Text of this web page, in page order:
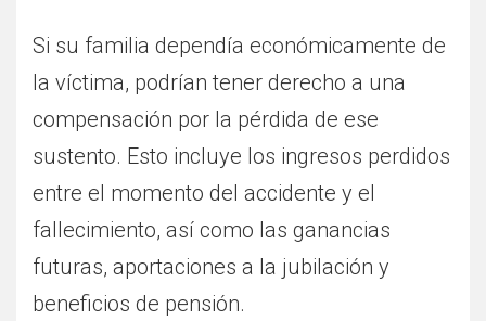
Si su familia dependía económicamente de
la víctima, podrían tener derecho a una
compensación por la pérdida de ese
sustento. Esto incluye los ingresos perdidos
entre el momento del accidente y el
fallecimiento, así como las ganancias
futuras, aportaciones a la jubilación y
beneficios de pensión.